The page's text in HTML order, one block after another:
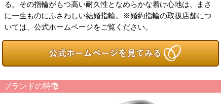
る。その指輪がもつ高い耐久性となめらかな着け心地は、まさ
に一生ものにふさわしい結婚指輪。※婚約指輪の取扱店舗につ
いては、公式ホームページをご覧ください。
ブランドの特徴